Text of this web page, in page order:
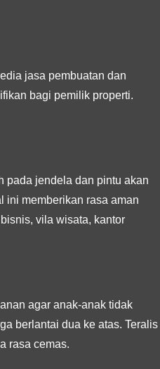
jasa pembuatan dan
bagi pemilik properti.
pada jendela dan pintu akan
ini memberikan rasa aman
vila wisata, kantor
agar anak-anak tidak
berlantai dua ke atas. Teralis
rasa cemas.